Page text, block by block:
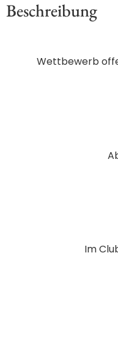
Beschreibung
Wettbewerb
Im